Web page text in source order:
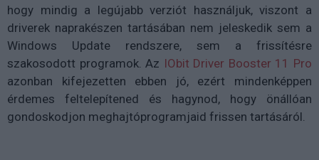
hogy mindig a legújabb verziót használjuk, viszont a
driverek naprakészen tartásában nem jeleskedik sem a
Windows Update rendszere, sem a frissítésre
szakosodott programok. Az IObit Driver Booster 11 Pro
azonban kifejezetten ebben jó, ezért mindenképpen
érdemes feltelepítened és hagynod, hogy önállóan
gondoskodjon meghajtóprogramjaid frissen tartásáról.